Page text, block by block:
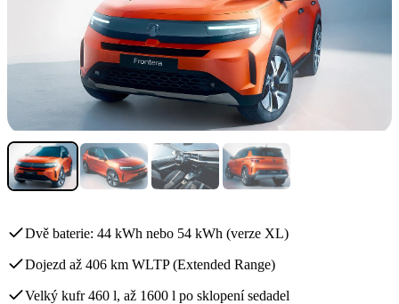
Dvě baterie: 44 kWh nebo 54 kWh (verze XL)
Dojezd až 406 km WLTP (Extended Range)
Velký kufr 460 l, až 1600 l po sklopení sedadel